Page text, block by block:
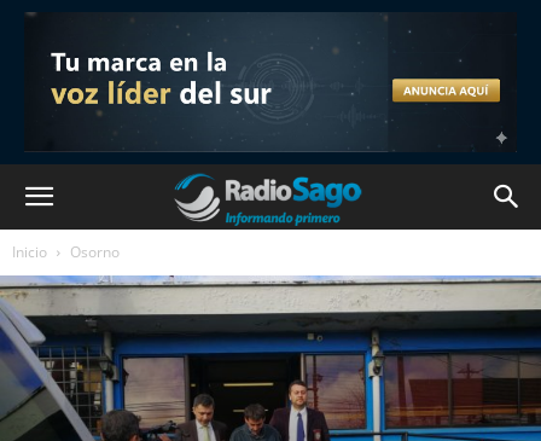
Inicio Osorno